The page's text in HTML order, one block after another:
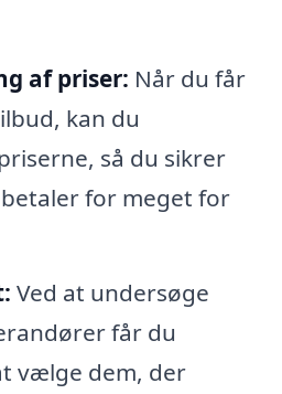
af priser: Når du får
kan du
så du sikrer
for meget for
Ved at undersøge
får du
vælge dem, der